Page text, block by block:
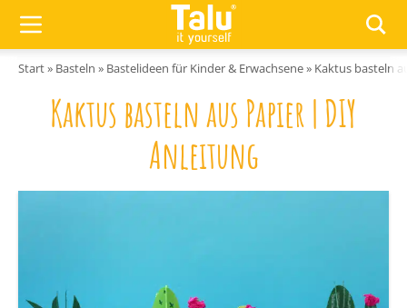
Start» Basteln » Bastelideen für Kinder & Erwachsene» Kaktus basteln
Kaktus basteln aus Papier | DIY
Anleitung